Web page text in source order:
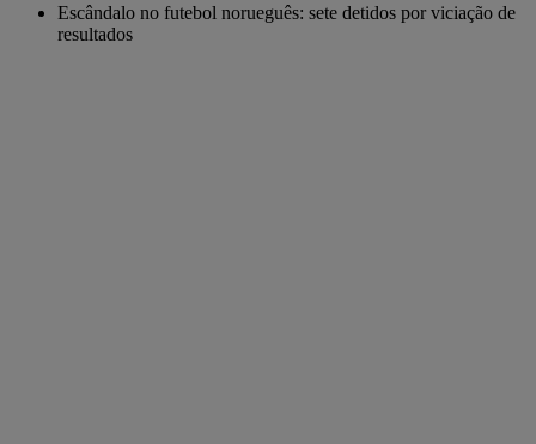
Escândalo no futebol norueguês: sete detidos por viciação de
resultados